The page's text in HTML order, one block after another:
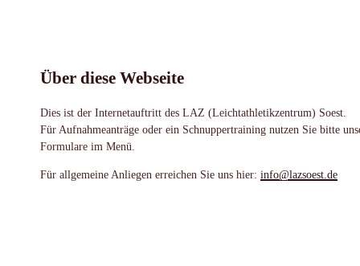
Über diese Webseite
Dies ist der Internetauftritt des LAZ (Leichtathletikzentrum) Soest.
Für Aufnahmeanträge oder ein Schnuppertraining nutzen Sie bitte
Formulare im Menü.
Für allgemeine Anliegen erreichen Sie uns hier: info@lazsoest.de